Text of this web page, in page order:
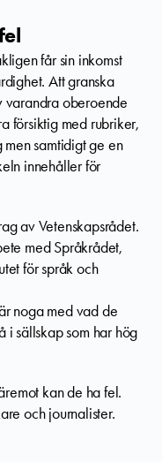
får sin inkomst
Att granska
varandra oberoende
försiktig med rubriker,
samtidigt ge en
innehåller för
av Vetenskapsrådet.
med Språkrådet,
för språk och
noga med vad de
i sällskap som har hög
kan de ha fel.
och journalister.